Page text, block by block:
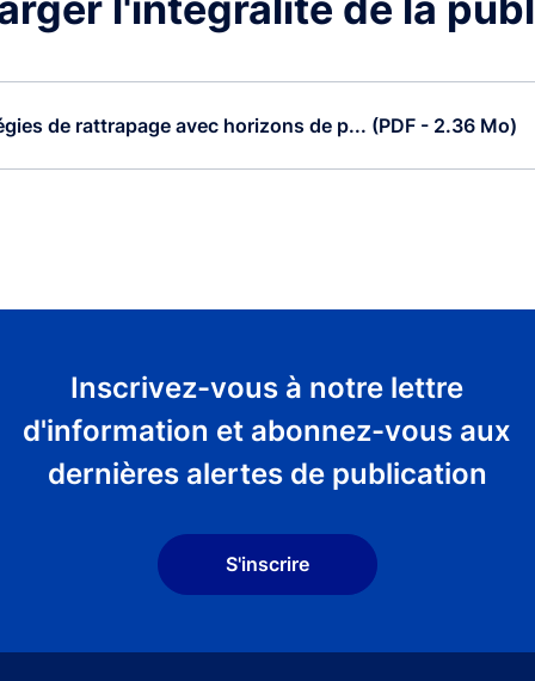
de rattrapage avec horizons de p... (PDF - 2.36 Mo)
Inscrivez-vous à notre lettre
d'information et abonnez-vous aux
dernières alertes de publication
S'inscrire